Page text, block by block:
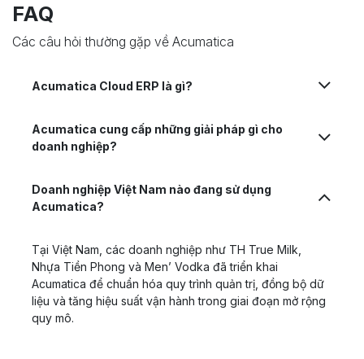
FAQ
Các câu hỏi thường gặp về Acumatica
Acumatica Cloud ERP là gì?
Acumatica cung cấp những giải pháp gì cho
doanh nghiệp?
Doanh nghiệp Việt Nam nào đang sử dụng
Acumatica?
Tại Việt Nam, các doanh nghiệp như TH True Milk,
Nhựa Tiền Phong và Men’ Vodka đã triển khai
Acumatica để chuẩn hóa quy trình quản trị, đồng bộ dữ
liệu và tăng hiệu suất vận hành trong giai đoạn mở rộng
quy mô.